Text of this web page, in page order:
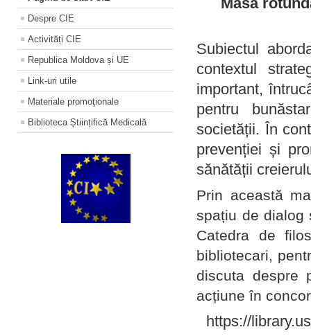
Despre CIE
Activități CIE
Republica Moldova și UE
Link-uri utile
Materiale promoţionale
Biblioteca Științifică Medicală
Subiectul
contextul
important,
pentru
societății. În
prevenției și
sănătății
Prin această
spațiu de dialog
Catedra de
bibliotecari,
discuta despre
acțiune în
https://